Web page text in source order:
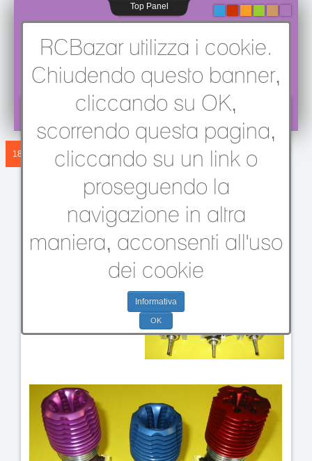
RCBazar utilizza i cookie.
Chiudendo questo banner,
cliccando su OK,
scorrendo questa pagina,
cliccando su un link o
proseguendo la
navigazione in altra
maniera, acconsenti all'uso
dei cookie
Informativa
OK
Top Panel
Home / Altro RC / Motori / I nuovi motori in casa OPS
18 MAR 2005
I nuovi motori in
casa OPS
Dopo le anticipazioni di
Norimberga, ecco le immagini